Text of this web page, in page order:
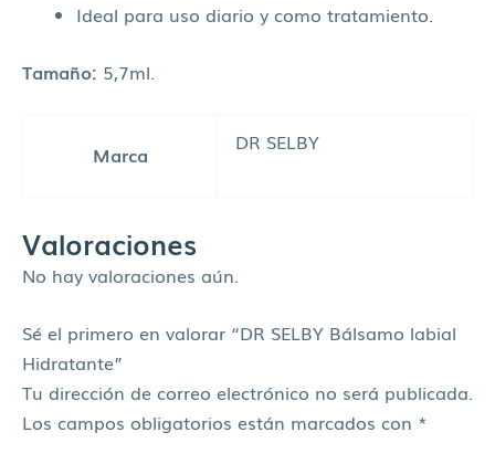
Ideal para uso diario y como tratamiento.
Tamaño: 5,7ml.
Marca DR SELBY
Valoraciones
No hay valoraciones aún.
Sé el primero en valorar “DR SELBY Bálsamo labial
Hidratante”
Tu dirección de correo electrónico no será publicada.
Los campos obligatorios están marcados con *